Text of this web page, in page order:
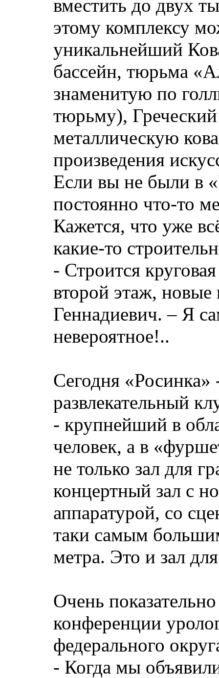
вместить до двух
этому комплексу
уникальнейший
бассейн, тюрьма
знаменитую по
тюрьму),
металлическую
произведения
Если вы не были в
постоянно что-то
Кажется, что уже
какие-то
- Строится
второй этаж,
Геннадиевич. – Я
невероятное!..
Сегодня
развлекательный
- крупнейший в
человек, а в
не только зал для
концертный зал с
аппаратурой, со
таки самым
метра. Это и зал
Очень
конференции
федерального
- Когда мы